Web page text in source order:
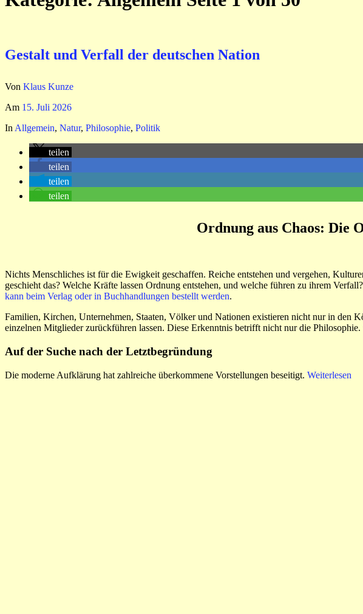
Gestalt und Verfall der deutschen Nation
Von Klaus Kunze
Am 15. Juli 2026
In Allgemein, Natur, Philosophie, Politik
teilen
teilen
teilen
teilen
Ordnung aus Chaos: Die
Nichts Menschliches ist für die Ewigkeit geschaffen. Reiche entstehen und vergehen,
geschieht das? Welche Kräfte lassen Ordnung entstehen, und welche führen zu ihrem
kann beim Verlag oder in Buchhandlungen bestellt werden.
Familien, Kirchen, Unternehmen, Staaten, Völker und Nationen existieren nicht nur in den
einzelnen Mitglieder zurückführen lassen. Diese Erkenntnis betrifft nicht nur die
Auf der Suche nach der Letztbegründung
Die moderne Aufklärung hat zahlreiche überkommene Vorstellungen beseitigt. Weiterlesen